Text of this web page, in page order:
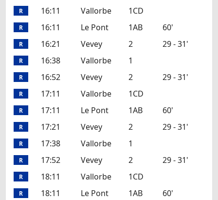
R 16:11 Vallorbe 1CD
R 16:11 Le Pont 1AB 60'
R 16:21 Vevey 2 29 - 31'
R 16:38 Vallorbe 1
R 16:52 Vevey 2 29 - 31'
R 17:11 Vallorbe 1CD
R 17:11 Le Pont 1AB 60'
R 17:21 Vevey 2 29 - 31'
R 17:38 Vallorbe 1
R 17:52 Vevey 2 29 - 31'
R 18:11 Vallorbe 1CD
R 18:11 Le Pont 1AB 60'